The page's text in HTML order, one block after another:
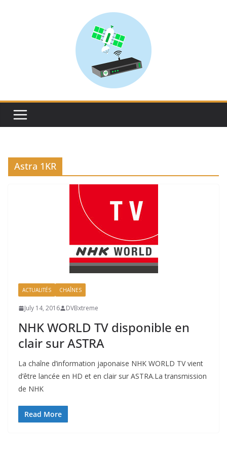
Astra 1KR
ACTUALITÉS CHAÎNES
July 14, 2016 DVBxtreme
NHK WORLD TV disponible en
clair sur ASTRA
La chaîne d’information japonaise NHK WORLD TV vient
d’être lancée en HD et en clair sur ASTRA.La transmission
de NHK
Read More